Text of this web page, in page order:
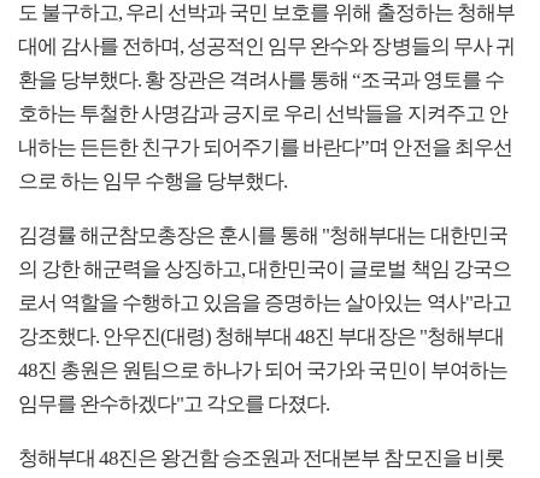
도 불구하고, 우리 선박과 국민 보호를 위해 출정하는 청해부
대에 감사를 전하며, 성공적인 임무 완수와 장병들의 무사 귀
환을 당부했다. 황 장관은 격려사를 통해 “조국과 영토를 수
호하는 투철한 사명감과 긍지로 우리 선박들을 지켜주고 안
내하는 든든한 친구가 되어주기를 바란다”며 안전을 최우선
으로 하는 임무 수행을 당부했다.
김경률 해군참모총장은 훈시를 통해 "청해부대는 대한민국
의 강한 해군력을 상징하고, 대한민국이 글로벌 책임 강국으
로서 역할을 수행하고 있음을 증명하는 살아있는 역사"라고
강조했다. 안우진(대령) 청해부대 48진 부대장은 "청해부대
48진 총원은 원팀으로 하나가 되어 국가와 국민이 부여하는
임무를 완수하겠다"고 각오를 다졌다.
청해부대 48진은 왕건함 승조원과 전대본부 참모진을 비롯